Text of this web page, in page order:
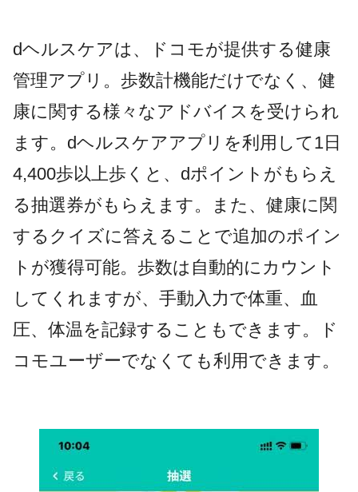
dヘルスケアは、ドコモが提供する健康
管理アプリ。歩数計機能だけでなく、健
康に関する様々なアドバイスを受けられ
ます。dヘルスケアアプリを利用して1日
4,400歩以上歩くと、dポイントがもらえ
る抽選券がもらえます。また、健康に関
するクイズに答えることで追加のポイン
トが獲得可能。歩数は自動的にカウント
してくれますが、手動入力で体重、血
圧、体温を記録することもできます。ド
コモユーザーでなくても利用できます。